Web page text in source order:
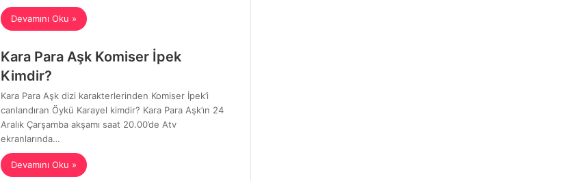
Devamını Oku »
Kara Para Aşk Komiser İpek
Kimdir?
Kara Para Aşk dizi karakterlerinden Komiser İpek’i
canlandıran Öykü Karayel kimdir? Kara Para Aşk’ın 24
Aralık Çarşamba akşamı saat 20.00’de Atv
ekranlarında…
Devamını Oku »